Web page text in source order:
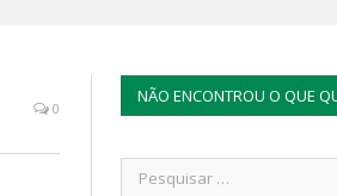
0
NÃO ENCONTROU O QUE